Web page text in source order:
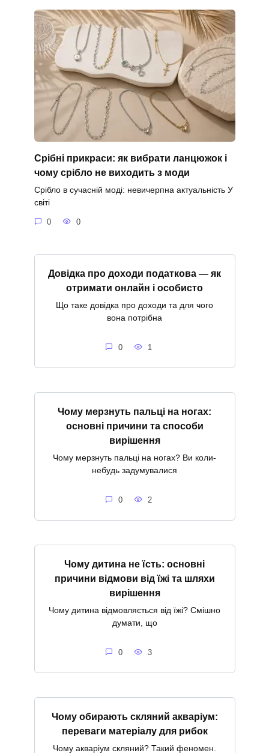
Срібні прикраси: як вибрати ланцюжок і
чому срібло не виходить з моди
Срібло в сучасній моді: невичерпна актуальність У
світі
0 0
Довідка про доходи податкова — як
отримати онлайн і особисто
Що таке довідка про доходи та для чого
вона потрібна
0 1
Чому мерзнуть пальці на ногах:
основні причини та способи
вирішення
Чому мерзнуть пальці на ногах? Ви коли-
небудь задумувалися
0 2
Чому дитина не їсть: основні
причини відмови від їжі та шляхи
вирішення
Чому дитина відмовляється від їжі? Смішно
думати, що
0 3
Чому обирають скляний акваріум:
переваги матеріалу для рибок
Чому акваріум скляний? Такий феномен.